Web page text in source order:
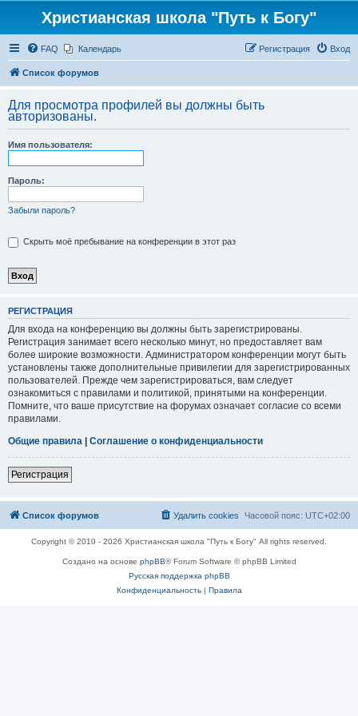
Христианская школа "Путь к Богу"
FAQ Календарь Вход
Регистрация
Список форумов
Для просмотра профилей вы должны быть
авторизованы.
Имя пользователя:
Пароль:
Забыли пароль?
Скрыть моё пребывание на конференции в этот раз
РЕГИСТРАЦИЯ
Для входа на конференцию вы должны быть зарегистрированы.
Регистрация занимает всего несколько минут, но предоставляет вам
более широкие возможности. Администратором конференции могут быть
установлены также дополнительные привилегии для зарегистрированных
пользователей. Прежде чем зарегистрироваться, вам следует
ознакомиться с правилами и политикой, принятыми на конференции.
Помните, что ваше присутствие на форумах означает согласие со всеми
правилами.
Общие правила
Соглашение о конфиденциальности
Регистрация
Список форумов Часовой пояс: UTC+02:00
Удалить cookies
Copyright © 2010 - 2026 Христианская школа "Путь к Богу" All rights reserved.
Создано на основе phpBB® Forum Software © phpBB Limited
Русская поддержка phpBB
Конфиденциальность| Правила